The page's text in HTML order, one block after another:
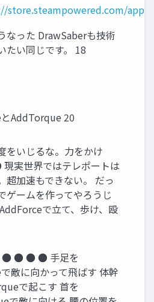
store.steampowered.com/app/
なった DrawSaberも技術
たい同じです。 18
AddTorque 20
をいじるな。力をかけ
実世界ではテレポートは
超加速もできない。 だっ
ゲームを作ってやろうじ
で立て、歩け、殴
● ● ● ● 手足を
敵に向かって飛ばす 体幹
で起こす 首を